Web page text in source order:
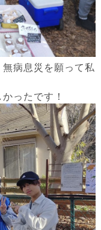
病息災を願って私
ったです！